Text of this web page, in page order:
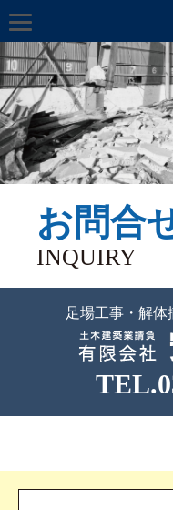
お問合
INQUIRY
足場工事・解体